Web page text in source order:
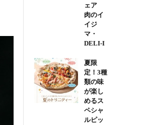
ェア
肉のイ
イジ
マ・
DELI-I
夏限
定！3種
類の味
が楽し
めるス
ペシャ
ルピッ